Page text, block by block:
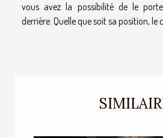
vous avez la possibilité de le
derrière. Quelle que soit sa position,